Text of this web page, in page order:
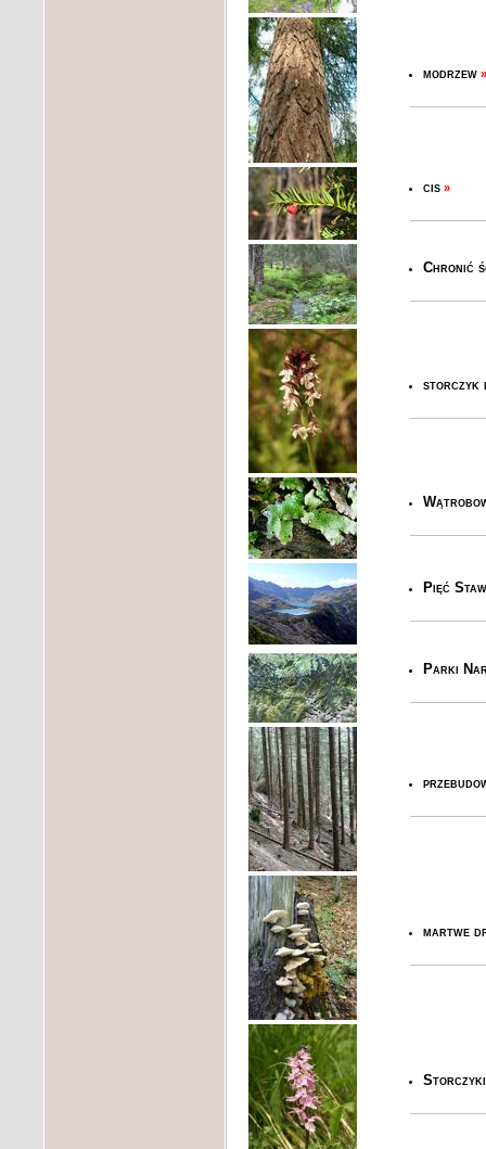
modrzew »
cis »
Chronić
storczyk
Pięć
Parki
martwe
Storczyki